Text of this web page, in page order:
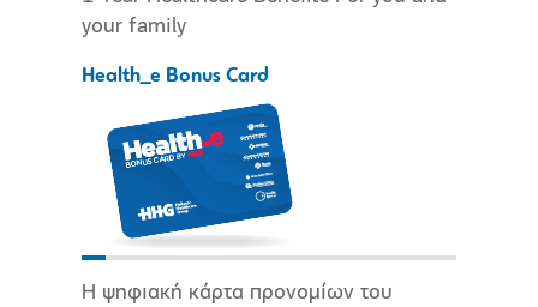
your family
Health_e Bonus Card
Η ψηφιακή κάρτα προνομίων του